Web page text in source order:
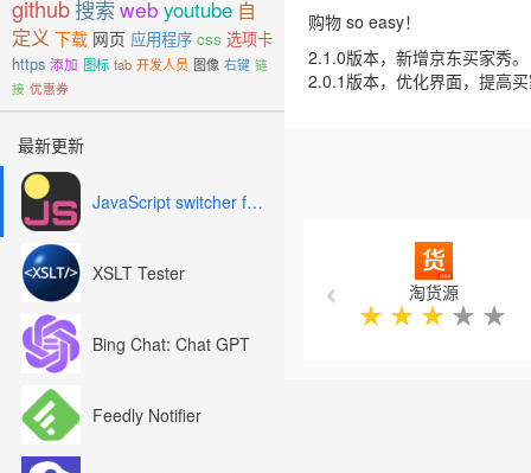
github搜索web youtube 自
定义 下载 网页 应用程序 css 选项卡
https 添加 图标 tab 开发人员 图像 右键 链
接 优惠券
最新更新
JavaScript switcher for SEO and development
XSLT Tester
Bing Chat: Chat GPT
Feedly Notifier
购物 so easy！
2.1.0版本，新增京东买家秀。
2.0.1版本，优化界面，提高
淘货源
★ ★ ★ ★ ★